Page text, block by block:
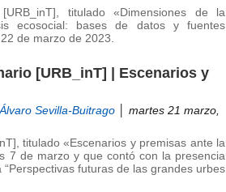
titulado «Dimensiones de la
ecosocial: bases de datos y fuentes
de marzo de 2023.
[URB_inT] | Escenarios y
Álvaro Sevilla-Buitrago │ martes 21 marzo,
titulado «Escenarios y premisas ante la
7 de marzo y que contó con la presencia
futuras de las grandes urbes